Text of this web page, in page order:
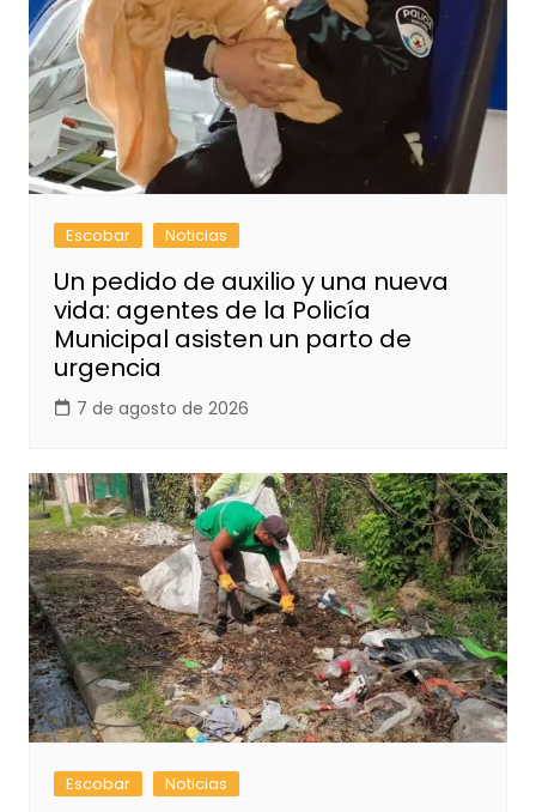
Escobar Noticias
Un pedido de auxilio y una nueva
vida: agentes de la Policía
Municipal asisten un parto de
urgencia
7 de agosto de 2026
Escobar Noticias